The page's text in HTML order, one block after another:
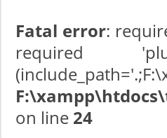
Fatal error:
required
on line 24